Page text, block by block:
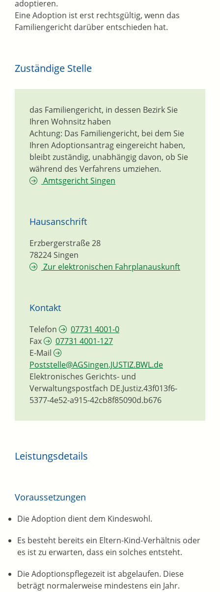
adoptieren.
Eine Adoption ist erst rechtsgültig, wenn das
Familiengericht darüber entschieden hat.
Zuständige Stelle
das Familiengericht, in dessen Bezirk Sie
Ihren Wohnsitz haben
Achtung: Das Familiengericht, bei dem Sie
Ihren Adoptionsantrag eingereicht haben,
bleibt zuständig, unabhängig davon, ob Sie
während des Verfahrens umziehen.
Amtsgericht Singen
Hausanschrift
Erzbergerstraße 28
78224Singen
Zur elektronischen Fahrplanauskunft
Kontakt
Telefon
07731 4001-0
Fax
07731 4001-127
E-Mail
Poststelle@AGSingen.JUSTIZ.BWL.de
Elektronisches Gerichts- und
Verwaltungspostfach DE.Justiz.43f013f6-
5377-4e52-a915-42cb8f85090d.b676
Leistungsdetails
Voraussetzungen
Die Adoption dient dem Kindeswohl.
Es besteht bereits ein Eltern-Kind-Verhältnis oder
es ist zu erwarten, dass ein solches entsteht.
Die Adoptionspflegezeit ist abgelaufen. Diese
beträgt normalerweise mindestens ein Jahr.